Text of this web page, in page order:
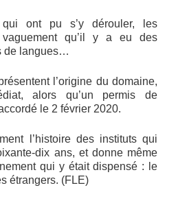
ont pu s’y dérouler, les
vaguement qu’il y a eu des
de langues…
l’origine du domaine,
alors qu’un permis de
le 2 février 2020.
l’histoire des instituts qui
dix ans, et donne même
qui y était dispensé : le
étrangers. (FLE)